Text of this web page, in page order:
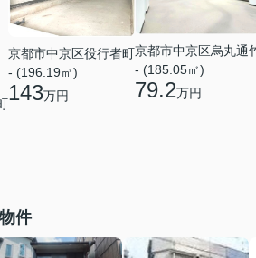
京都市中京区役行者町
- (196.19㎡)
143万円
京都市中京区烏丸通
- (185.05㎡)
79.2万円
件